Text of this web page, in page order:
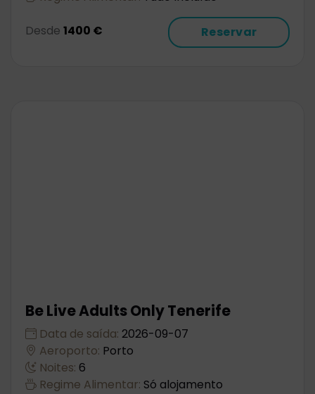
Desde 1400 € Reservar
Be Live Adults Only Tenerife
Data de saída: 2026-09-07
Aeroporto: Porto
Noites: 6
Regime Alimentar: Só alojamento